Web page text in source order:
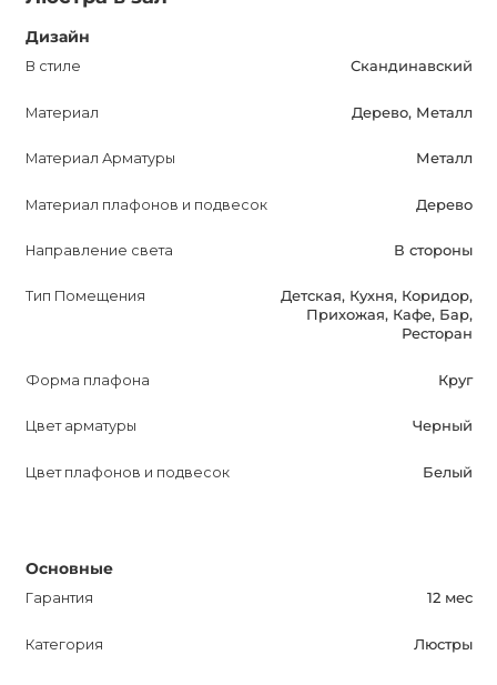
Приобретая LES дизайнерскую люстру, вы получаете
гарантию на 12 месяцев. Она прекрасно сочетается с
различными материалами и цветовыми решениями,
вашем помещении.
Обратитесь к нашим менеджерам для получения
дополнительной информации о параметрах и
это качество, стиль и функциональность в одном
Дизайн
В стиле Скандинавский
Материал Дерево, Металл
Материал Арматуры Металл
Материал плафонов и подвесок Дерево
Направление света В стороны
Тип Помещения
Детская, Кухня, Коридор,
Прихожая, Кафе, Бар,
Ресторан
Форма плафона Круг
Цвет арматуры Черный
Цвет плафонов и подвесок Белый
Основные
Гарантия 12 мес
Категория Люстры